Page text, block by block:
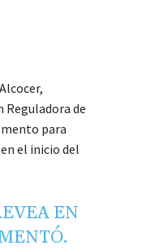
Reguladora de
para
en el inicio del
EN